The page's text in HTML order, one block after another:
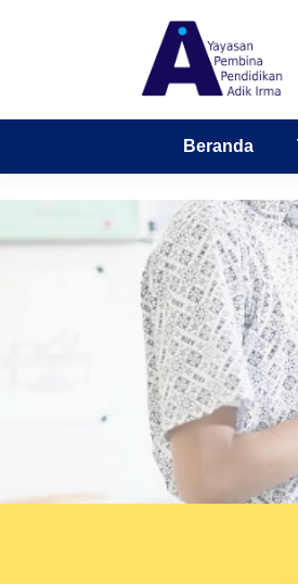
Beranda